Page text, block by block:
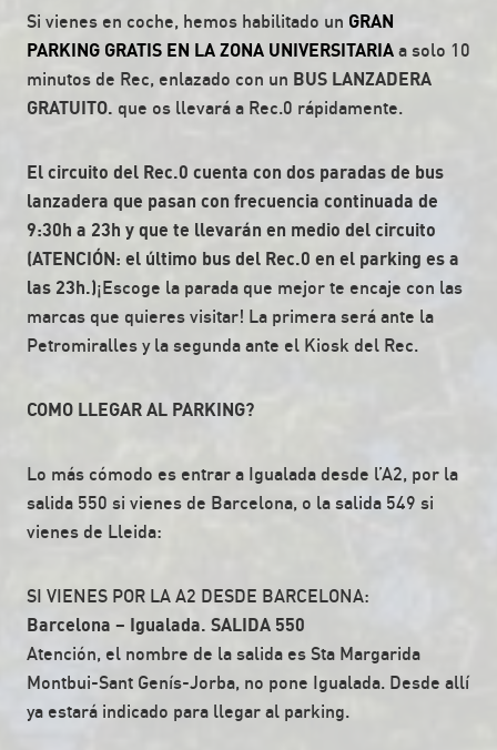
Si vienes en coche, hemos habilitado un GRAN
PARKING GRATIS EN LA ZONA UNIVERSITARIA a solo 10
minutos de Rec, enlazado con un BUS LANZADERA
GRATUITO. que os llevará a Rec.0 rápidamente.
El circuito del Rec.0 cuenta con dos paradas de bus
lanzadera que pasan con frecuencia continuada de
9:30h a 23h y que te llevarán en medio del circuito
(ATENCIÓN: el último bus del Rec.0 en el parking es a
las 23h.)¡Escoge la parada que mejor te encaje con las
marcas que quieres visitar! La primera será ante la
Petromiralles y la segunda ante el Kiosk del Rec.
COMO LLEGAR AL PARKING?
Lo más cómodo es entrar a Igualada desde l’A2, por la
salida 550 si vienes de Barcelona, o la salida 549 si
vienes de Lleida:
SI VIENES POR LA A2 DESDE BARCELONA:
Barcelona – Igualada. SALIDA 550
Atención, el nombre de la salida es Sta Margarida
Montbui-Sant Genís-Jorba, no pone Igualada. Desde allí
ya estará indicado para llegar al parking.